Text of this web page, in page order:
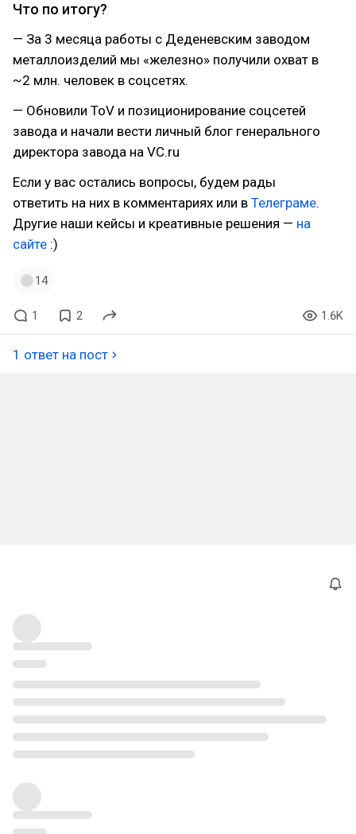
Что по итогу?
— За 3 месяца работы с Деденевским заводом
металлоизделий мы «железно» получили охват в
~2 млн. человек в соцсетях.
— Обновили ToV и позиционирование соцсетей
завода и начали вести личный блог генерального
директора завода на VC.ru
Если у вас остались вопросы, будем рады
ответить на них в комментариях или в Телеграме.
Другие наши кейсы и креативные решения — на
сайте :)
14
1 2 1.6K
1 ответ на пост